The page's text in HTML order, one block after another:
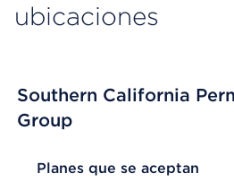
ubicaciones
Southern California
Group
List Header Planes que se
Planes que se aceptan